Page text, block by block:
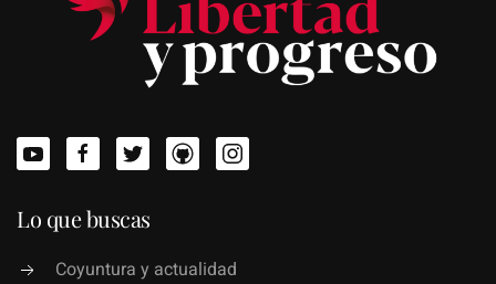
Lo que buscas
Coyuntura y actualidad